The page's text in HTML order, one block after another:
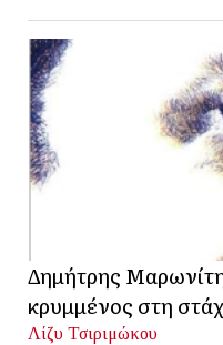
Δημήτρης
κρυμμένος στη
Λίζυ Τσιριμώκου